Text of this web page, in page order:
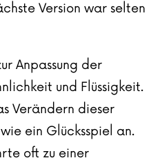
Version war selten
Anpassung der
und Flüssigkeit.
Verändern dieser
ein Glücksspiel an.
oft zu einer